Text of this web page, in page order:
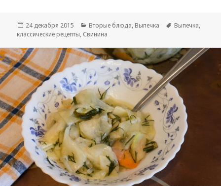
Опубликовано
24 декабря 2015 Рубрики
Вторые блюда, Выпечка Метки
Выпечка,
классические рецепты, Свинина